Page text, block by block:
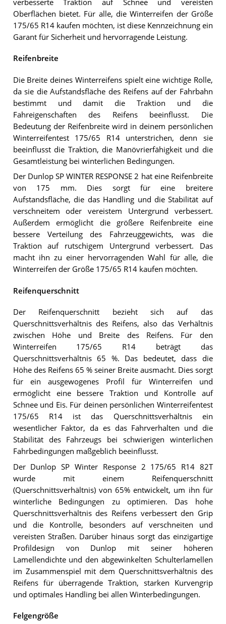
verbesserte Traktion auf Schnee und vereisten
Oberflächen bietet. Für alle, die Winterreifen der Größe
175/65 R14 kaufen möchten, ist diese Kennzeichnung ein
Garant für Sicherheit und hervorragende Leistung.
Reifenbreite
Die Breite deines Winterreifens spielt eine wichtige Rolle,
da sie die Aufstandsfläche des Reifens auf der Fahrbahn
bestimmt und damit die Traktion und die
Fahreigenschaften des Reifens beeinflusst. Die
Bedeutung der Reifenbreite wird in deinem persönlichen
Winterreifentest 175/65 R14 unterstrichen, denn sie
beeinflusst die Traktion, die Manövrierfähigkeit und die
Gesamtleistung bei winterlichen Bedingungen.
Der Dunlop SP WINTER RESPONSE 2 hat eine Reifenbreite
von 175 mm. Dies sorgt für eine breitere
Aufstandsfläche, die das Handling und die Stabilität auf
verschneitem oder vereistem Untergrund verbessert.
Außerdem ermöglicht die größere Reifenbreite eine
bessere Verteilung des Fahrzeuggewichts, was die
Traktion auf rutschigem Untergrund verbessert. Das
macht ihn zu einer hervorragenden Wahl für alle, die
Winterreifen der Größe 175/65 R14 kaufen möchten.
Reifenquerschnitt
Der Reifenquerschnitt bezieht sich auf das
Querschnittsverhältnis des Reifens, also das Verhältnis
zwischen Höhe und Breite des Reifens. Für den
Winterreifen 175/65 R14 beträgt das
Querschnittsverhältnis 65 %. Das bedeutet, dass die
Höhe des Reifens 65 % seiner Breite ausmacht. Dies sorgt
für ein ausgewogenes Profil für Winterreifen und
ermöglicht eine bessere Traktion und Kontrolle auf
Schnee und Eis. Für deinen persönlichen Winterreifentest
175/65 R14 ist das Querschnittsverhältnis ein
wesentlicher Faktor, da es das Fahrverhalten und die
Stabilität des Fahrzeugs bei schwierigen winterlichen
Fahrbedingungen maßgeblich beeinflusst.
Der Dunlop SP Winter Response 2 175/65 R14 82T
wurde mit einem Reifenquerschnitt
(Querschnittsverhältnis) von 65% entwickelt, um ihn für
winterliche Bedingungen zu optimieren. Das hohe
Querschnittsverhältnis des Reifens verbessert den Grip
und die Kontrolle, besonders auf verschneiten und
vereisten Straßen. Darüber hinaus sorgt das einzigartige
Profildesign von Dunlop mit seiner höheren
Lamellendichte und den abgewinkelten Schulterlamellen
im Zusammenspiel mit dem Querschnittsverhältnis des
Reifens für überragende Traktion, starken Kurvengrip
und optimales Handling bei allen Winterbedingungen.
Felgengröße